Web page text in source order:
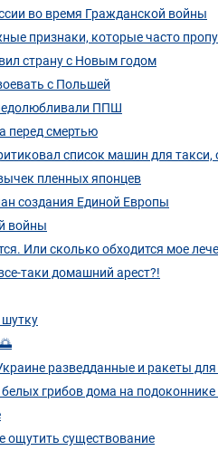
во время Гражданской войны
признаки, которые часто
страну с Новым годом
с Польшей
ППШ
перед смертью
список машин для
пленных японцев
создания Единой Европы
войны
Или сколько обходится мое
таки домашний арест?!
шутку
разведданные и ракеты
грибов дома на подоконнике
ощутить существование